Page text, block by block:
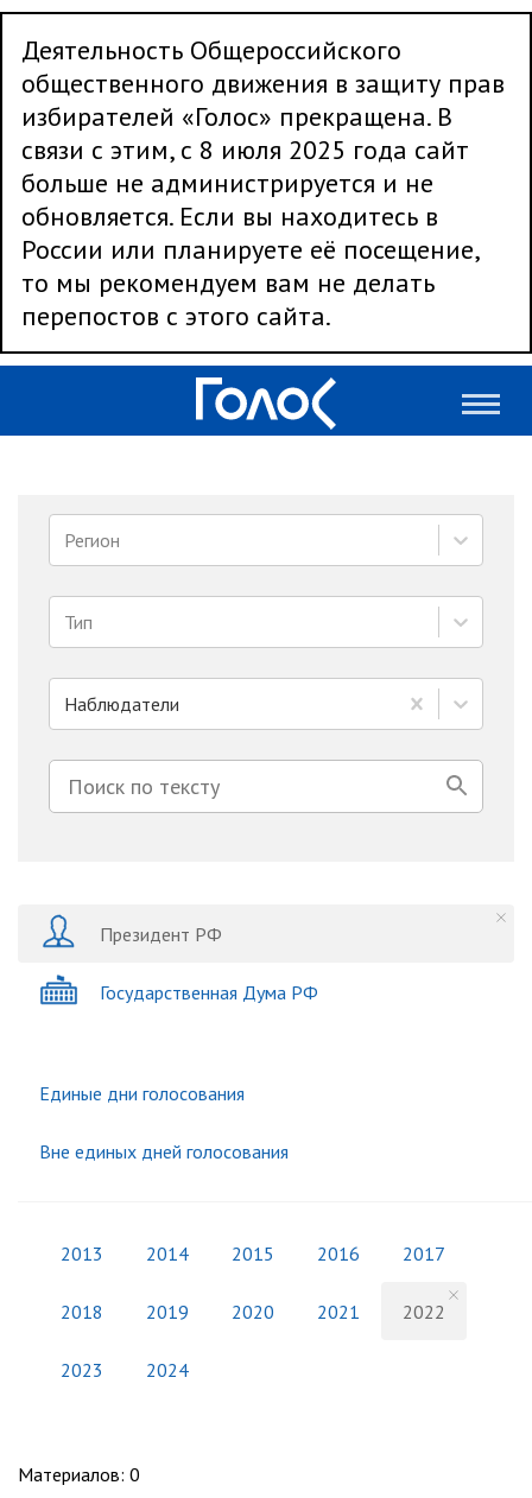
Деятельность Общероссийского
общественного движения в защиту прав
избирателей «Голос» прекращена. В
связи с этим, с 8 июля 2025 года сайт
больше не администрируется и не
обновляется. Если вы находитесь в
России или планируете её посещение,
то мы рекомендуем вам не делать
перепостов с этого сайта.
Регион
Тип
Наблюдатели
Президент РФ
Государственная Дума РФ
Единые дни голосования
Вне единых дней голосования
2013 2014 2015 2016 2017
2018 2019 2020 2021 2022
2023 2024
Материалов: 0